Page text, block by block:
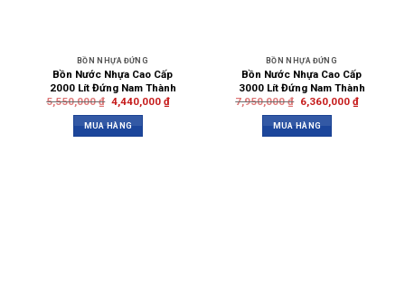
BỒN NHỰA ĐỨNG
Bồn Nước Nhựa Cao Cấp
2000 Lít Đứng Nam Thành
5,550,000₫ 4,440,000 ₫
MUA HÀNG
BỒN NHỰA ĐỨNG
Bồn Nước Nhựa Cao Cấp
3000 Lít Đứng Nam Thành
7,950,000₫ 6,360,000 ₫
MUA HÀNG